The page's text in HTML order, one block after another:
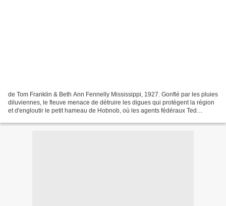
de Tom Franklin & Beth Ann Fennelly Mississippi, 1927. Gonflé par les pluies
diluviennes, le fleuve menace de détruire les digues qui protègent la région
et d'engloutir le petit hameau de Hobnob, où les agents fédéraux Ted